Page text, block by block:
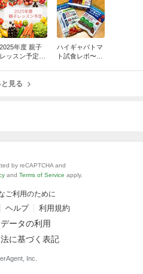
2025年度 親子
レッスン予定
ハイギャバトマ
ト試食レポ〜G
と見る
by reCAPTCHA and
and Terms of Service apply.
ご利用のために
ヘルプ 利用規約
ータの利用
に基づく表記
Inc.